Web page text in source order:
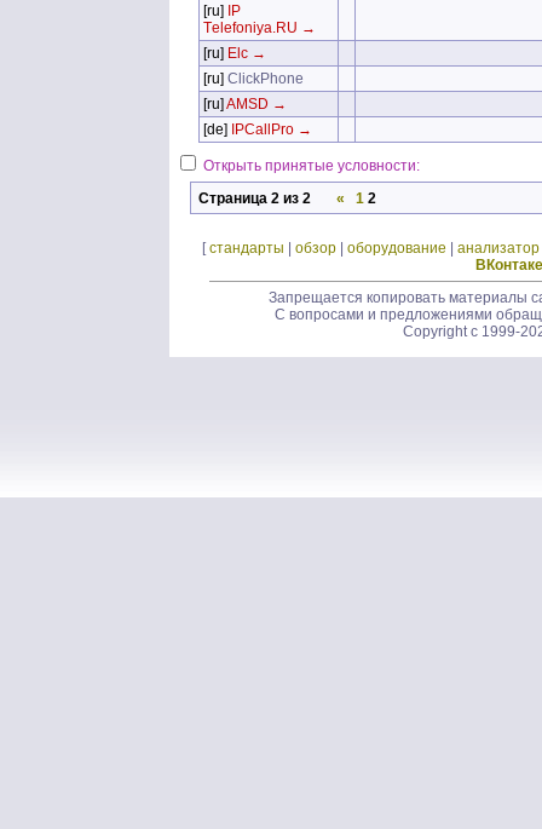
[ru] IP
Тelefoniya.RU →
[ru] Elc →
[ru] ClickPhone
[ru] AMSD →
[de] IPCallPro →
Открыть принятые условности:
Страница 2 из 2
« 1 2
[стандарты обзор оборудование анализатор
ВКонтаке
Запрещается копировать материалы
С вопросами и предложениями
Copyright c 1999-